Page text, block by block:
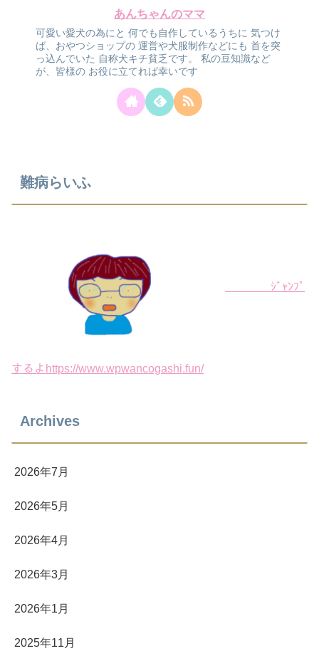
あんちゃんのママ
可愛い愛犬の為にと 何でも自作しているうちに 気つけ
ば、おやつショップの 運営や犬服制作などにも 首を突
っ込んでいた 自称犬キチ貧乏です。
私の豆知識など
が、皆様の お役に立てれば幸いです
難病らいふ
ｼﾞｬﾝﾌﾟ
するよhttps://www.wpwancogashi.fun/
Archives
2026年7月
2026年5月
2026年4月
2026年3月
2026年1月
2025年11月